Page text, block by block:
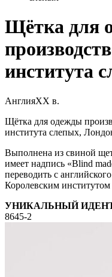
Щётка для
института
АнглияXX в.
Щётка для одежды
института слепых,
Выполнена из свиной
имеет надпись «Blind
переводить с
Королевским
УНИКАЛЬНЫЙ
8645-2